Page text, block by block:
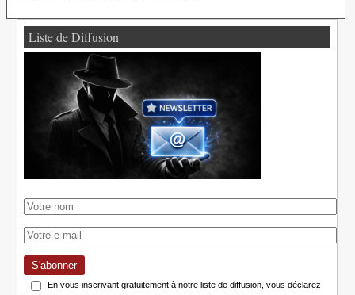
Liste de Diffusion
S'abonner
En vous inscrivant gratuitement à notre liste de diffusion, vous déclarez